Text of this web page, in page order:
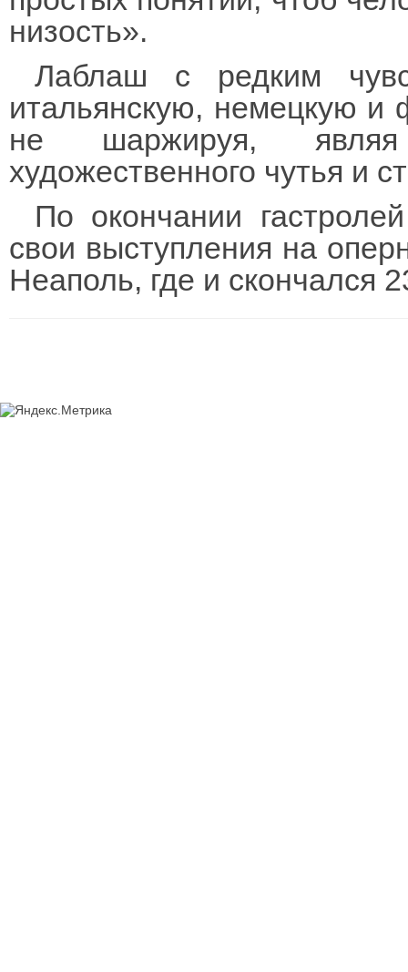
низость».
Лаблаш с редким
итальянскую, немецкую и
не шаржируя,
художественного чутья и
По окончании
свои выступления на
Неаполь, где и скончался